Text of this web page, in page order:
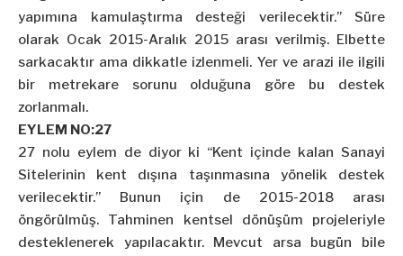
yapımına kamulaştırma desteği verilecektir.” Süre
olarak Ocak 2015-Aralık 2015 arası verilmiş. Elbette
sarkacaktır ama dikkatle izlenmeli. Yer ve arazi ile ilgili
bir metrekare sorunu olduğuna göre bu destek
zorlanmalı.
EYLEM NO:27
27 nolu eylem de diyor ki “Kent içinde kalan Sanayi
Sitelerinin kent dışına taşınmasına yönelik destek
verilecektir.” Bunun için de 2015-2018 arası
öngörülmüş. Tahminen kentsel dönüşüm projeleriyle
desteklenerek yapılacaktır. Mevcut arsa bugün bile